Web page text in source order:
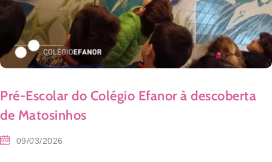
Pré-Escolar do Colégio Efanor à descoberta
de Matosinhos
09/03/2026